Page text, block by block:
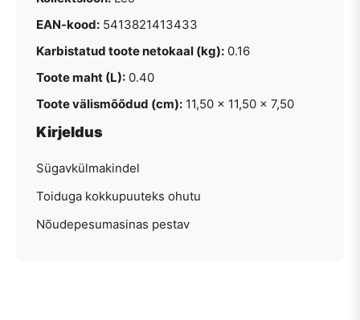
EAN-kood: 5413821413433
Karbistatud toote netokaal (kg): 0.16
Toote maht (L): 0.40
Toote välismõõdud (cm): 11,50 x 11,50 x 7,50
Kirjeldus
Sügavkülmakindel
Toiduga kokkupuuteks ohutu
Nõudepesumasinas pestav